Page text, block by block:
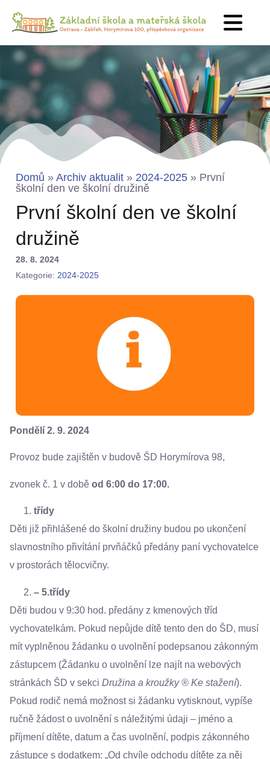
Domů » Archiv aktualit » 2024-2025 » První
školní den ve školní družině
První školní den ve školní
družině
28. 8. 2024
Kategorie: 2024-2025
Pondělí 2. 9. 2024
Provoz bude zajištěn v budově ŠD Horymírova 98,
zvonek č. 1 v době od 6:00 do 17:00.
třídy
Děti již přihlášené do školní družiny budou po ukončení
slavnostního přivítání prvňáčků předány paní vychovatelce
v prostorách tělocvičny.
– 5.třídy
Děti budou v 9:30 hod. předány z kmenových tříd
vychovatelkám. Pokud nepůjde dítě tento den do ŠD, musí
mít vyplněnou žádanku o uvolnění podepsanou zákonným
zástupcem (Žádanku o uvolnění lze najít na webových
stránkách ŠD v sekci Družina a kroužky® Ke stažení).
Pokud rodič nemá možnost si žádanku vytisknout, vypíše
ručně žádost o uvolnění s náležitými údaji – jméno a
příjmení dítěte, datum a čas uvolnění, podpis zákonného
zástupce s dodatkem: „Od chvíle odchodu dítěte za něj